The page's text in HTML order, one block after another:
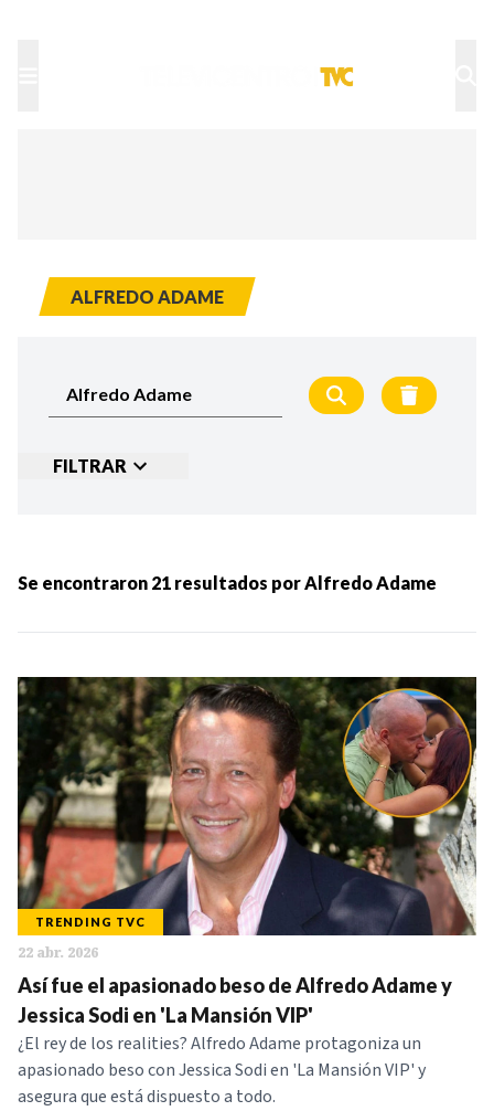
ALFREDO ADAME
FILTRAR
MÁS RECIENTES
MENOS RECIENTES
Periodo:
IR
NOTICIAS
SERIES
Se encontraron 21 resultados porAlfredo Adame
TRENDING TVC
22 abr. 2026
Así fue el apasionado beso de Alfredo Adame y
Jessica Sodi en 'La Mansión VIP'
¿El rey de los realities? Alfredo Adame protagoniza un
apasionado beso con Jessica Sodi en 'La Mansión VIP' y
asegura que está dispuesto a todo.